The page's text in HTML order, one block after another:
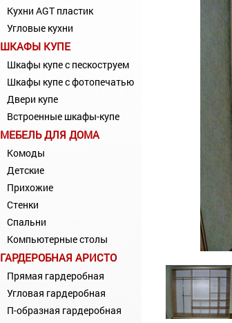
Кухни AGT пластик
Угловые кухни
ШКАФЫ КУПЕ
Шкафы купе с пескоструем
Шкафы купе с фотопечатью
Двери купе
Встроенные шкафы-купе
МЕБЕЛЬ ДЛЯ ДОМА
Комоды
Детские
Прихожие
Стенки
Спальни
Компьютерные столы
ГАРДЕРОБНАЯ АРИСТО
Прямая гардеробная
Угловая гардеробная
П-образная гардеробная